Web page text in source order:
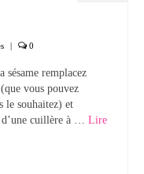
| 0
sésame remplacez
vous pouvez
le souhaitez) et
cuillère à … Lire